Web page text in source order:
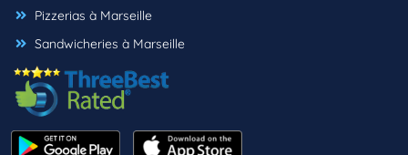
Pizzerias à Marseille
Sandwicheries à Marseille